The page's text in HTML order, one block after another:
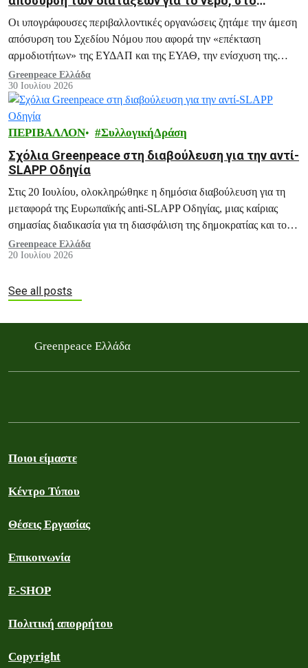
νομοσχέδιο για τις εταιρείες ύδρευσης
Οι υπογράφουσες περιβαλλοντικές οργανώσεις ζητάμε την άμεση
απόσυρση του Σχεδίου Νόμου που αφορά την «επέκταση
αρμοδιοτήτων» της ΕΥΔΑΠ και της ΕΥΑΘ, την ενίσχυση της
ΡΑΑΕΥ και του ΟΔΥΘ ΑΕ, και άλλες ανάλογες διατάξεις.
Greenpeace Ελλάδα
30 Ιουλίου 2026
ΠΕΡΙΒΑΛΛΟΝ ΣυλλογικήΔράση
Σχόλια Greenpeace στη διαβούλευση για την αντί-
SLAPP Οδηγία
Στις 20 Ιουλίου, ολοκληρώθηκε η δημόσια διαβούλευση για τη
μεταφορά της Ευρωπαϊκής anti-SLAPP Οδηγίας, μιας καίριας
σημασίας διαδικασία για τη διασφάλιση της δημοκρατίας και του
ακτιβισμού.
Greenpeace Ελλάδα
20 Ιουλίου 2026
See all posts
Greenpeace Ελλάδα
Ποιοι είμαστε
Κέντρο Τύπου
Θέσεις Εργασίας
Επικοινωνία
E-SHOP
Πολιτική απορρήτου
Copyright